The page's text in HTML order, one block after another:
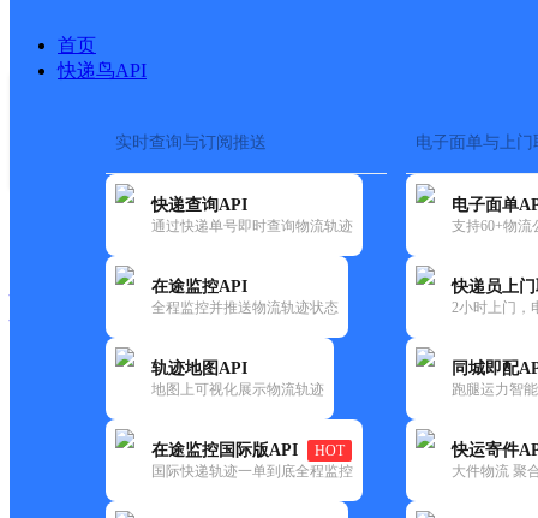
首页
快递鸟API
实时查询与订阅推送
快递查询API
通过快递单号即时查询物流轨迹
在途监控API
全程监控并推送物流轨迹状态
轨迹地图API
地图上可视化展示物流轨迹
在途监控国际版API
HOT
国际快递轨迹一单到底全程监控
电子面单与上门
电子面单
支持60+物流
快递员上
2小时上门，
同城即配
跑腿运力智
快运寄件
大件物流 聚
快运大全 快递时效
顺丰
美佳乐超市
更新时间：2021-11-26 00:00:00